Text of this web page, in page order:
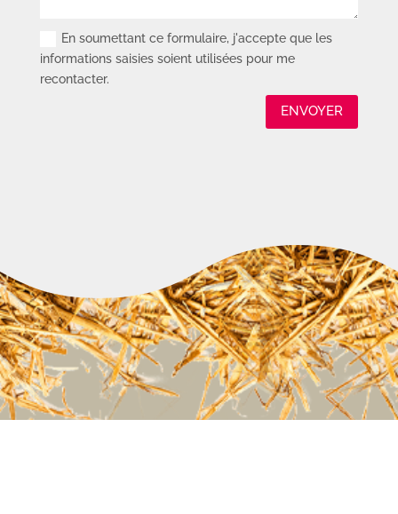
En soumettant ce formulaire, j'accepte que les
informations saisies soient utilisées pour me
recontacter.
ENVOYER